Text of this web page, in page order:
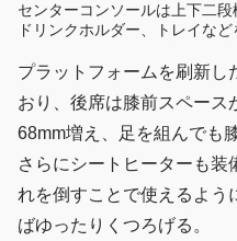
センターコンソールは上下二
ドリンクホルダー、トレイなど
プラットフォームを刷新し
おり、後席は膝前スペース
68mm増え、足を組んでも
さらにシートヒーターも装
れを倒すことで使えるよう
ばゆったりくつろげる。